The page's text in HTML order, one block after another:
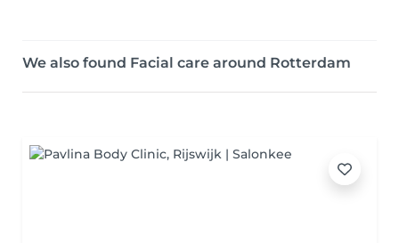
We also found Facial care around Rotterdam